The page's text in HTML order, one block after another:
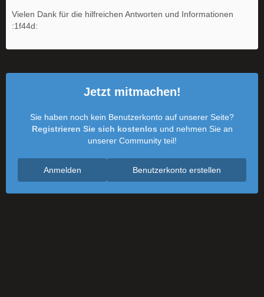
Vielen Dank für die hilfreichen Antworten und Informationen
:1f44d:
Jetzt mitmachen!
Sie haben noch kein Benutzerkonto auf unserer Seite?
Registrieren Sie sich kostenlos und nehmen Sie an
unserer Community teil!
Benutzerkonto erstellen
Anmelden